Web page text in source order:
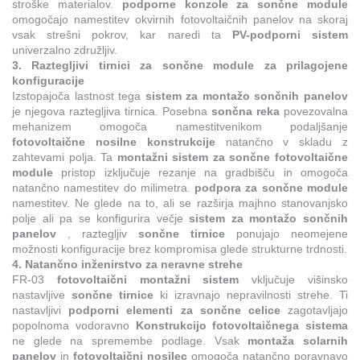
stroške materialov. podporne konzole za sončne module
omogočajo namestitev okvirnih fotovoltaičnih panelov na skoraj
vsak strešni pokrov, kar naredi ta PV-podporni sistem
univerzalno združljiv.
3. Raztegljivi tirnici za sončne module za prilagojene
konfiguracije
Izstopajoča lastnost tega sistem za montažo sončnih panelov
je njegova raztegljiva tirnica. Posebna sončna reka povezovalna
mehanizem omogoča namestitvenikom podaljšanje
fotovoltaične nosilne konstrukcije natančno v skladu z
zahtevami polja. Ta montažni sistem za sončne fotovoltaične
module pristop izključuje rezanje na gradbišču in omogoča
natančno namestitev do milimetra. podpora za sončne module
namestitev. Ne glede na to, ali se razširja majhno stanovanjsko
polje ali pa se konfigurira večjesistem za montažo sončnih
panelov , raztegljiv sončne tirnice ponujajo neomejene
možnosti konfiguracije brez kompromisa glede strukturne trdnosti.
4. Natančno inženirstvo za neravne strehe
FR-03 fotovoltaični montažni sistemvključuje višinsko
nastavljive sončne tirnice ki izravnajo nepravilnosti strehe. Ti
nastavljivi podporni elementi za sončne celicezagotavljajo
popolnoma vodoravno Konstrukcijo fotovoltaičnega sistema
ne glede na spremembe podlagе. Vsak montaža solarnih
panelov in fotovoltaični nosilec omogoča natančno poravnavo